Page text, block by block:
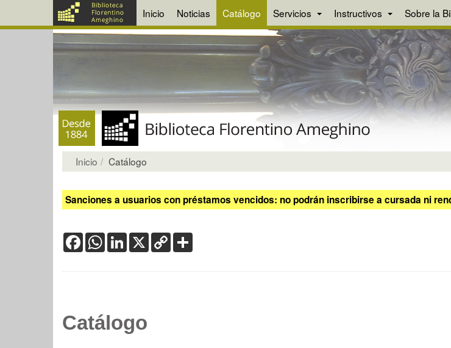
Inicio Noticias Catálogo Servicios Instructivos Sobre la
Inicio Catálogo
Sanciones a usuarios con préstamos vencidos: no podrán inscribirse a cursada ni
FacebookWhatsApp
LinkedIn
X Copy
Link
Catálogo